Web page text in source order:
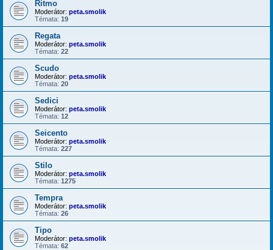
Ritmo
Moderátor: peta.smolik
Témata: 19
Regata
Moderátor: peta.smolik
Témata: 22
Scudo
Moderátor: peta.smolik
Témata: 20
Sedici
Moderátor: peta.smolik
Témata: 12
Seicento
Moderátor: peta.smolik
Témata: 227
Stilo
Moderátor: peta.smolik
Témata: 1275
Tempra
Moderátor: peta.smolik
Témata: 26
Tipo
Moderátor: peta.smolik
Témata: 62